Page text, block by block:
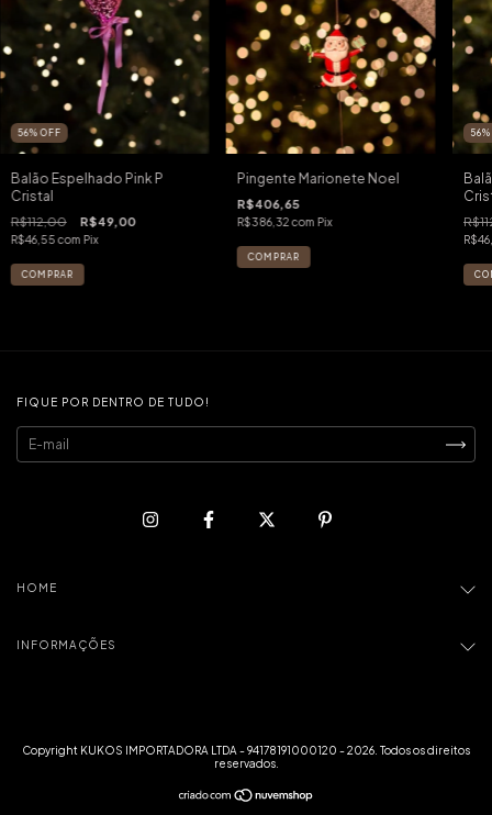
56%OFF
Balão Espelhado Pink P
Cristal
R$112,00 R$49,00
R$46,55com Pix
Pingente Marionete Noel
R$406,65
R$386,32com Pix
56%
FIQUE POR DENTRO DE TUDO!
HOME
INFORMAÇÕES
Copyright KUKOS IMPORTADORA LTDA - 94178191000120 - 2026. Todos os direitos
reservados.